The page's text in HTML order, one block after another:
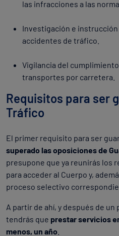
las infracciones a las
Investigación e
accidentes de tráfico.
Vigilancia del
transportes por carretera.
Requisitos para ser
Tráfico
El primer requisito para ser
superado las oposiciones de
presupone que ya reunirás los
para acceder al Cuerpo y,
proceso selectivo
A partir de ahí, y después de
tendrás que prestar servicios
menos, un año